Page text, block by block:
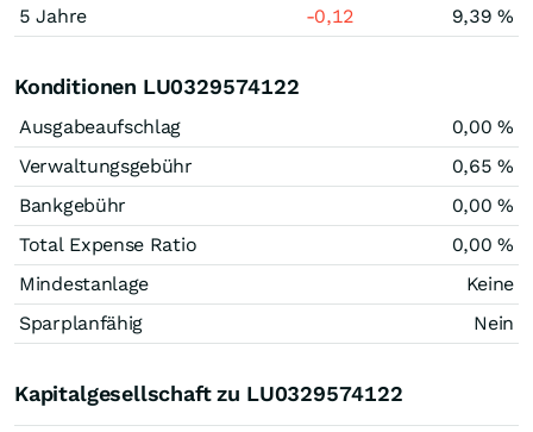
5 Jahre
-0,12 9,39 %
Konditionen LU0329574122
Ausgabeaufschlag
0,00 %
Verwaltungsgebühr
0,65 %
Bankgebühr
0,00 %
Total Expense Ratio
0,00 %
Mindestanlage
Keine
Sparplanfähig
Nein
Kapitalgesellschaft zu LU0329574122